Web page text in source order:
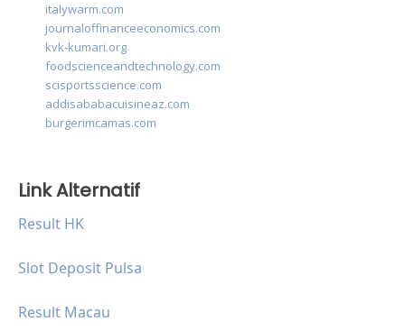
italywarm.com
journaloffinanceeconomics.com
kvk-kumari.org
foodscienceandtechnology.com
scisportsscience.com
addisababacuisineaz.com
burgerimcamas.com
Link Alternatif
Result HK
Slot Deposit Pulsa
Result Macau